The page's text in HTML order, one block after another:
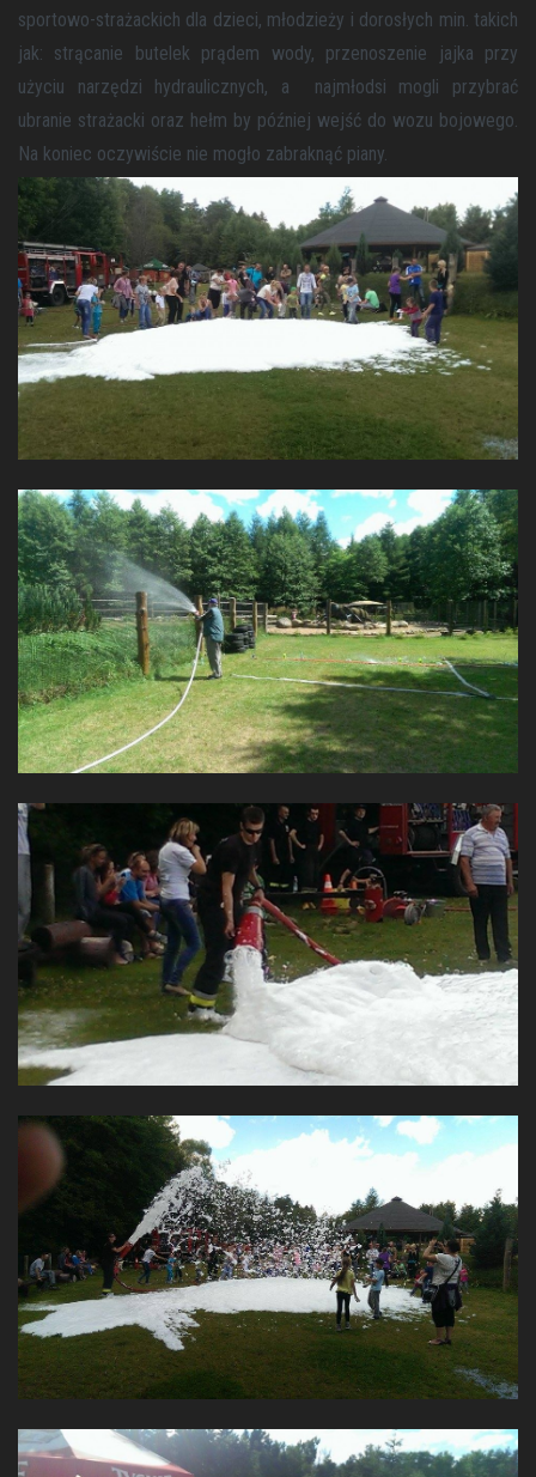
sportowo-strażackich dla dzieci, młodzieży i dorosłych min. takich
jak: strącanie butelek prądem wody, przenoszenie jajka przy
użyciu narzędzi hydraulicznych, a najmłodsi mogli przybrać
ubranie strażacki oraz hełm by później wejść do wozu bojowego.
Na koniec oczywiście nie mogło zabraknąć piany.